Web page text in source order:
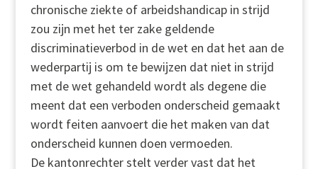
chronische ziekte of arbeidshandicap in strijd
zou zijn met het ter zake geldende
discriminatieverbod in de wet en dat het aan de
wederpartij is om te bewijzen dat niet in strijd
met de wet gehandeld wordt als degene die
meent dat een verboden onderscheid gemaakt
wordt feiten aanvoert die het maken van dat
onderscheid kunnen doen vermoeden.
De kantonrechter stelt verder vast dat het